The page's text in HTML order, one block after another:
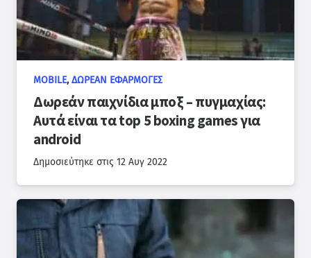
MOBILE,ΔΩΡΕΆΝ ΕΦΑΡΜΟΓΈΣ
Δωρεάν παιχνίδια μποξ – πυγμαχίας:
Αυτά είναι τα top 5 boxing games για
android
Δημοσιεύτηκε στις 12 Αυγ 2022